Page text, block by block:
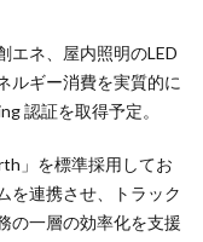
エネ、屋内照明のLED
ルギー消費を実質的に
認証を取得予定。
」を標準採用してお
を連携させ、トラック
の一層の効率化を支援